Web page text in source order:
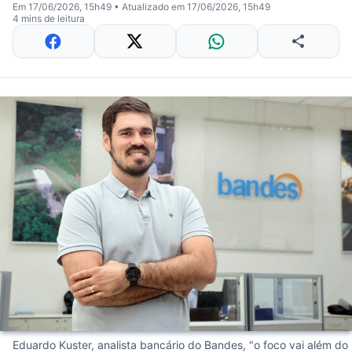
Em 17/06/2026, 15h49 • Atualizado em 17/06/2026, 15h49
4 mins de leitura
Eduardo Kuster, analista bancário do Bandes, "o foco vai além do